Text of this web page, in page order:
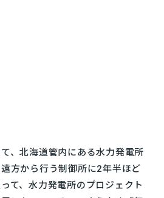
、北海道管内にある水力発電所
方から行う制御所に2年半ほど
て、水力発電所のプロジェクト